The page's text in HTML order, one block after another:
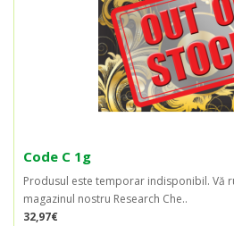
Code C 1g
Produsul este temporar indisponibil. Vă
magazinul nostru Research Che..
32,97€